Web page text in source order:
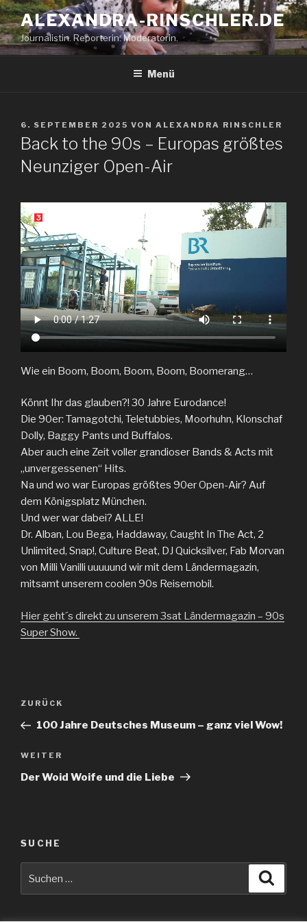
Zum
Inhalt
springen
ALEXANDRA-RINSCHLER.DE
Journalistin. Reporterin. Moderatorin.
Menü
VERÖFFENTLICHT
AM
6. SEPTEMBER 2025 VON ALEXANDRA RINSCHLER
Back to the 90s – Europas größtes
Neunziger Open-Air
Wie ein Boom, Boom, Boom, Boom, Boomerang…
Könnt Ihr das glauben?! 30 Jahre Eurodance!
Die 90er: Tamagotchi, Teletubbies, Moorhuhn, Klonschaf
Dolly, Baggy Pants und Buffalos.
Aber auch eine Zeit voller grandioser Bands & Acts mit
„unvergessenen“ Hits.
Na und wo war Europas größtes 90er Open-Air? Auf
dem Königsplatz München.
Und wer war dabei? ALLE!
Dr. Alban, Lou Bega, Haddaway, Caught In The Act, 2
Unlimited, Snap!, Culture Beat, DJ Quicksilver, Fab Morvan
von Milli Vanilli uuuuund wir mit dem Ländermagazin,
mitsamt unserem coolen 90s Reisemobil.
Hier geht´s direkt zu unserem 3sat Ländermagazin – 90s
Super Show.
Beitragsnavigation
Vorheriger
Beitrag
ZURÜCK
100 Jahre Deutsches Museum – ganz viel Wow!
Nächster
Beitrag
WEITER
Der Woid Woife und die Liebe
SUCHE
nach: